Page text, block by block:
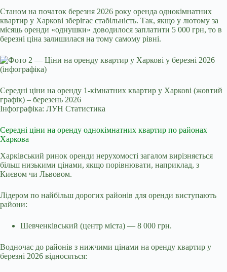
Станом на початок березня 2026 року оренда однокімнатних
квартир у Харкові зберігає стабільність. Так, якщо у лютому за
місяць оренди «однушки» доводилося заплатити 5 000 грн, то в
березні ціна залишилася на тому самому рівні.
Середні ціни на оренду 1-кімнатних квартир у Харкові (жовтий
графік) – березень 2026
Інфографіка: ЛУН Статистика
Середні ціни на оренду однокімнатних квартир по районах
Харкова
Харківський ринок оренди нерухомості загалом вирізняється
більш низькими цінами, якщо порівнювати, наприклад, з
Києвом чи Львовом.
Лідером по найбільш дорогих районів для оренди виступають
райони:
Шевченківський (центр міста) — 8 000 грн.
Водночас до районів з нижчими цінами на оренду квартир у
березні 2026 відносяться: